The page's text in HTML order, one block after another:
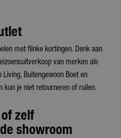
met flinke kortingen. Denk aan
van merken als
Living, Buitengewoon Boet en
kun je niet retourneren of ruilen.
zelf
showroom